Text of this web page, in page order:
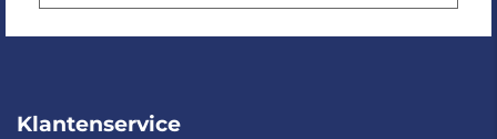
Klantenservice